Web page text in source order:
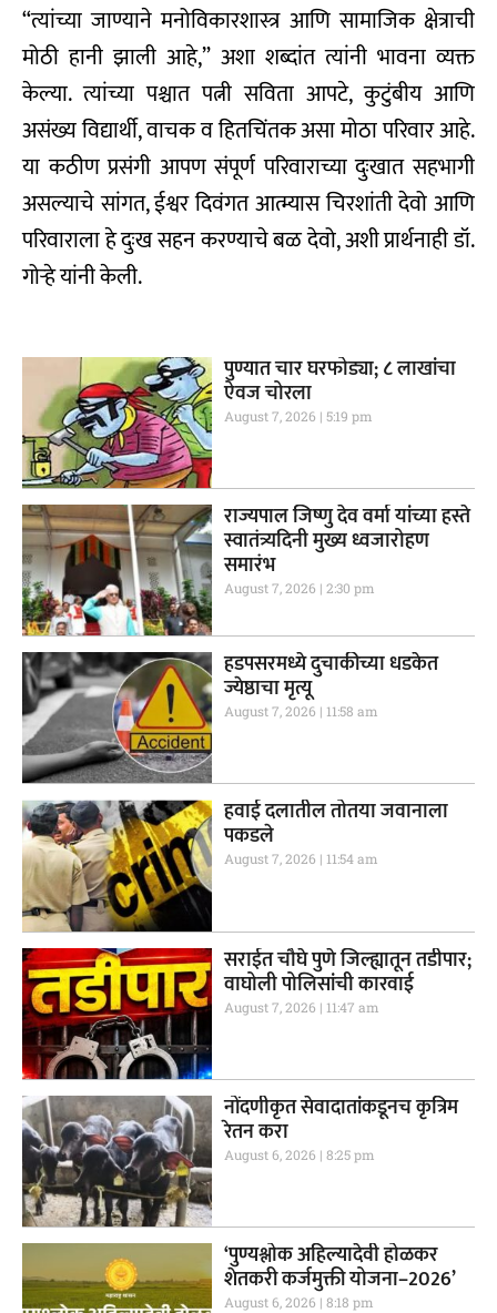
“त्यांच्या जाण्याने मनोविकारशास्त्र आणि सामाजिक क्षेत्राची
मोठी हानी झाली आहे,” अशा शब्दांत त्यांनी भावना व्यक्त
केल्या. त्यांच्या पश्चात पत्नी सविता आपटे, कुटुंबीय आणि
असंख्य विद्यार्थी, वाचक व हितचिंतक असा मोठा परिवार आहे.
या कठीण प्रसंगी आपण संपूर्ण परिवाराच्या दुःखात सहभागी
असल्याचे सांगत, ईश्वर दिवंगत आत्म्यास चिरशांती देवो आणि
परिवाराला हे दुःख सहन करण्याचे बळ देवो, अशी प्रार्थनाही डॉ.
गोऱ्हे यांनी केली.
पुण्यात चार घरफोड्या; ८ लाखांचा
ऐवज चोरला
August 7, 2026 5:19 pm
राज्यपाल जिष्णु देव वर्मा यांच्या हस्ते
स्वातंत्र्यदिनी मुख्य ध्वजारोहण
समारंभ
August 7, 2026 2:30 pm
हडपसरमध्ये दुचाकीच्या धडकेत
ज्येष्ठाचा मृत्यू
August 7, 2026 11:58 am
हवाई दलातील तोतया जवानाला
पकडले
August 7, 2026 11:54 am
सराईत चौघे पुणे जिल्ह्यातून तडीपार;
वाघोली पोलिसांची कारवाई
August 7, 2026 11:47 am
नोंदणीकृत सेवादातांकडूनच कृत्रिम
रेतन करा
August 6, 2026 8:25 pm
‘पुण्यश्लोक अहिल्यादेवी होळकर
शेतकरी कर्जमुक्ती योजना–2026’
August 6, 2026 8:18 pm